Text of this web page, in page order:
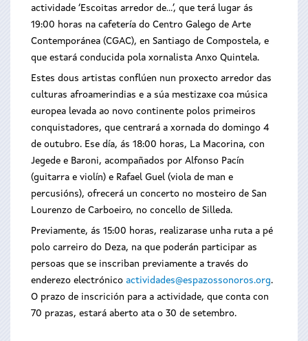
actividade ‘Escoitas arredor de...’, que terá lugar ás
19:00 horas na cafetería do Centro Galego de Arte
Contemporánea (CGAC), en Santiago de Compostela, e
que estará conducida pola xornalista Anxo Quintela.
Estes dous artistas conflúen nun proxecto arredor das
culturas afroamerindias e a súa mestizaxe coa música
europea levada ao novo continente polos primeiros
conquistadores, que centrará a xornada do domingo 4
de outubro. Ese día, ás 18:00 horas, La Macorina, con
Jegede e Baroni, acompañados por Alfonso Pacín
(guitarra e violín) e Rafael Guel (viola de man e
percusións), ofrecerá un concerto no mosteiro de San
Lourenzo de Carboeiro, no concello de Silleda.
Previamente, ás 15:00 horas, realizarase unha ruta a pé
polo carreiro do Deza, na que poderán participar as
persoas que se inscriban previamente a través do
enderezo electrónico actividades@espazossonoros.org.
O prazo de inscrición para a actividade, que conta con
70 prazas, estará aberto ata o 30 de setembro.